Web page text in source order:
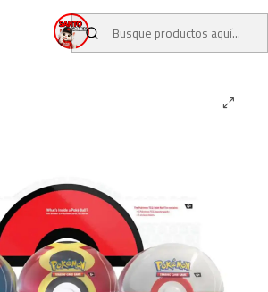
CARTAS TCG POKEMON TCG
TCG Pokeball Tin (Q4 2025) Español